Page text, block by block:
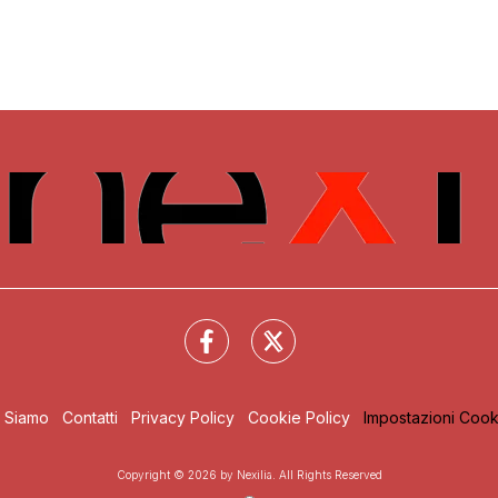
Siamo Contatti Privacy Policy Cookie Policy Impostazioni
Copyright © 2026 by Nexilia. All Rights Reserved